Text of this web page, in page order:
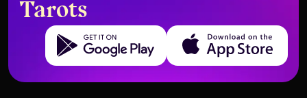
Tarots
Get it on Google Play Download on the App Store